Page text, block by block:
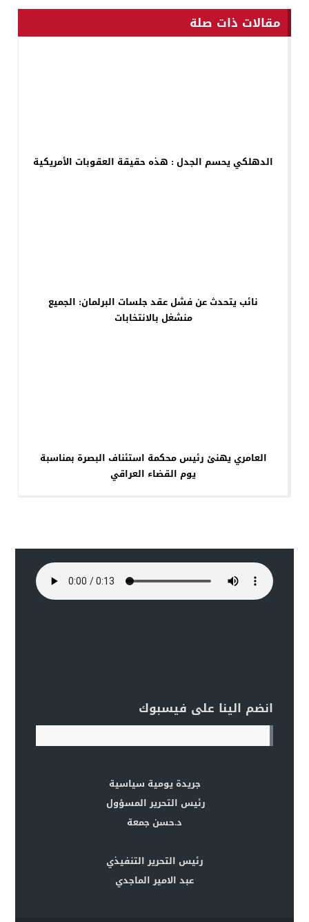
مقالات ذات صلة
الدهلكي يحسم الجدل : هذه حقيقة العقوبات الأمريكية
نائب يتحدث عن فشل عقد جلسات البرلمان: الجميع
منشغل بالانتخابات
العامري يهنئ رئيس محكمة استئناف البصرة بمناسبة
يوم القضاء العراقي
انضم الينا على فيسبوك
جريدة يومية سياسية
رئيس التحرير المسؤول
د.حسن جمعة
رئيس التحرير التنفيذي
عبد الامير الماجدي